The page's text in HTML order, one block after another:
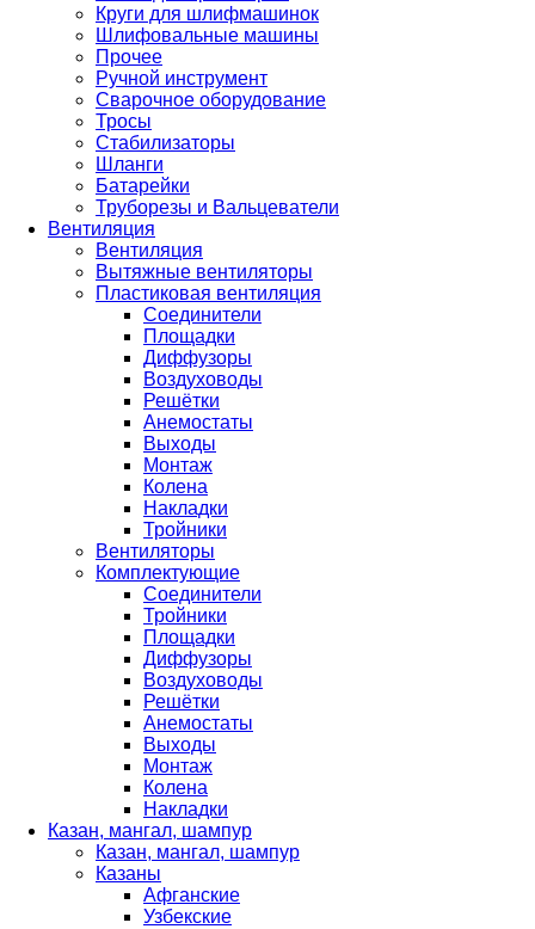
Круги для шлифмашинок
Шлифовальные машины
Прочее
Ручной инструмент
Сварочное оборудование
Тросы
Стабилизаторы
Шланги
Батарейки
Труборезы и Вальцеватели
Вентиляция
Вентиляция
Вытяжные вентиляторы
Пластиковая вентиляция
Соединители
Площадки
Диффузоры
Воздуховоды
Решётки
Анемостаты
Выходы
Монтаж
Колена
Накладки
Тройники
Вентиляторы
Комплектующие
Соединители
Тройники
Площадки
Диффузоры
Воздуховоды
Решётки
Анемостаты
Выходы
Монтаж
Колена
Накладки
Казан, мангал, шампур
Казан, мангал, шампур
Казаны
Афганские
Узбекские